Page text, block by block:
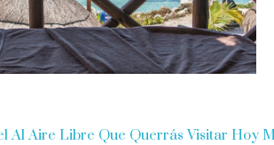
Al Aire Libre Que Querrás Visitar Hoy